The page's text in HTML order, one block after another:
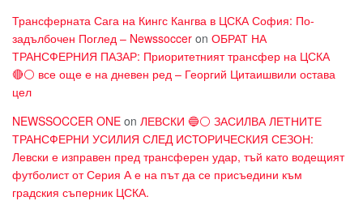
Трансферната Сага на Кингс Кангва в ЦСКА София: По-
задълбочен Поглед – Newssoccer on ОБРАТ НА
ТРАНСФЕРНИЯ ПАЗАР: Приоритетният трансфер на ЦСКА
🔴⚪ все още е на дневен ред – Георгий Цитаишвили остава
цел
NEWSSOCCER ONE on ЛЕВСКИ 🔵⚪ ЗАСИЛВА ЛЕТНИТЕ
ТРАНСФЕРНИ УСИЛИЯ СЛЕД ИСТОРИЧЕСКИЯ СЕЗОН:
Левски е изправен пред трансферен удар, тъй като водещият
футболист от Серия А е на път да се присъедини към
градския съперник ЦСКА.